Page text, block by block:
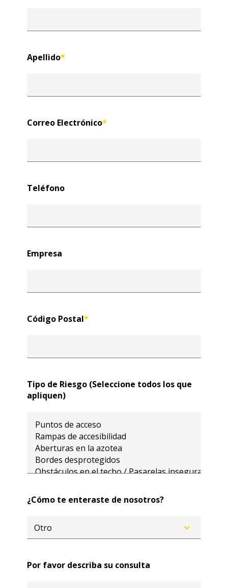
Apellido*
Correo Electrónico*
Teléfono
Empresa
Código Postal*
Tipo de Riesgo (Seleccione todos los que
apliquen)
¿Cómo te enteraste de nosotros?
Por favor describa su consulta